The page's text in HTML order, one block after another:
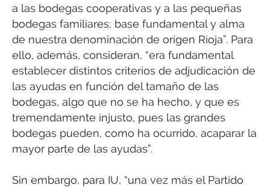
a las bodegas cooperativas y a las pequeñas
bodegas familiares; base fundamental y alma
de nuestra denominación de origen Rioja”. Para
ello, además, consideran, “era fundamental
establecer distintos criterios de adjudicación de
las ayudas en función del tamaño de las
bodegas, algo que no se ha hecho, y que es
tremendamente injusto, pues las grandes
bodegas pueden, como ha ocurrido, acaparar la
mayor parte de las ayudas”.
Sin embargo, para IU, “una vez más el Partido